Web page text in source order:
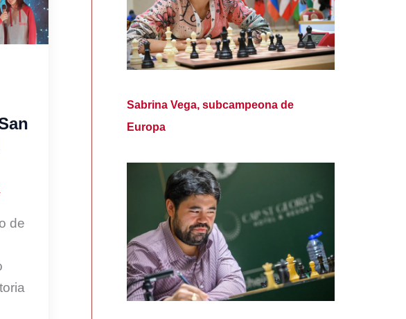
de
Sabrina Vega, subcampeona de
Europa